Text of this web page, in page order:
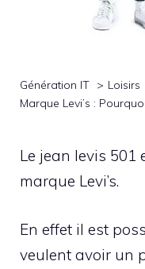
Génération IT
Loisirs
Marque Levi’s :
Le jean levis 501
marque Levi’s.
En effet il est
veulent avoir un